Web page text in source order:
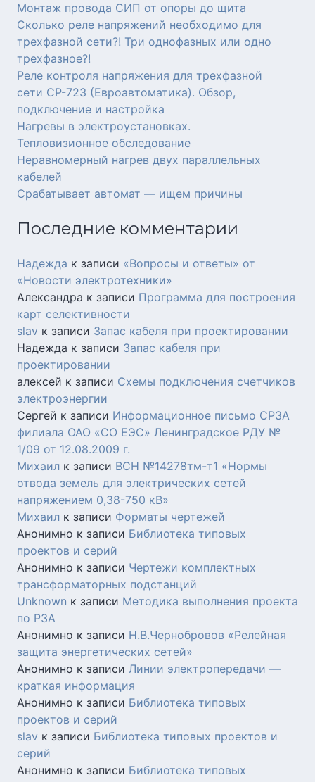
Монтаж провода СИП от опоры до щита
Сколько реле напряжений необходимо для
трехфазной сети?! Три однофазных или одно
трехфазное?!
Реле контроля напряжения для трехфазной
сети СР-723 (Евроавтоматика). Обзор,
подключение и настройка
Нагревы в электроустановках.
Тепловизионное обследование
Неравномерный нагрев двух параллельных
кабелей
Срабатывает автомат — ищем причины
Последние комментарии
Надежда к записи «Вопросы и ответы» от
«Новости электротехники»
Александра к записи Программа для построения
карт селективности
slav к записи Запас кабеля при проектировании
Надежда к записи Запас кабеля при
проектировании
алексей к записи Схемы подключения счетчиков
электроэнергии
Сергей к записи Информационное письмо СРЗА
филиала ОАО «СО ЕЭС» Ленинградское РДУ №
1/09 от 12.08.2009 г.
Михаил к записи ВСН №14278тм-т1 «Нормы
отвода земель для электрических сетей
напряжением 0,38-750 кВ»
Михаил к записи Форматы чертежей
Анонимно к записи Библиотека типовых
проектов и серий
Анонимно к записи Чертежи комплектных
трансформаторных подстанций
Unknown к записи Методика выполнения проекта
по РЗА
Анонимно к записи Н.В.Чернобровов «Релейная
защита энергетических сетей»
Анонимно к записи Линии электропередачи —
краткая информация
Анонимно к записи Библиотека типовых
проектов и серий
slav к записи Библиотека типовых проектов и
серий
Анонимно к записи Библиотека типовых